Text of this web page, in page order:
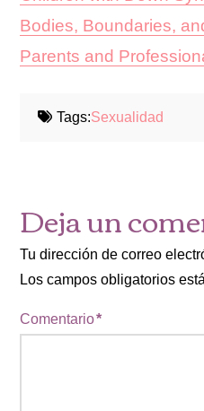
Bodies, Boundaries,
Parents and
Tags:Sexualidad
Deja un
Tu dirección de correo
Los campos obligatorios
Comentario*